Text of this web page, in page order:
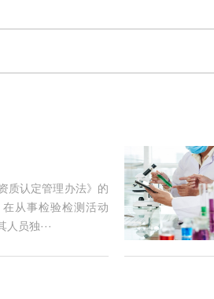
质认定管理办法》的
从事检验检测活动
员独···